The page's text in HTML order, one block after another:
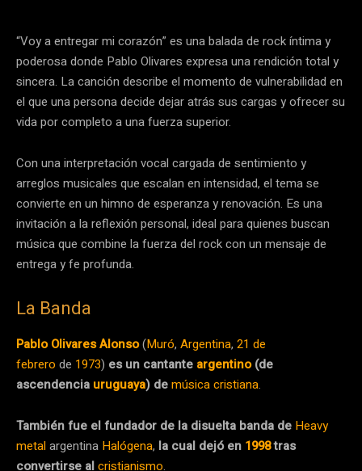
“Voy a entregar mi corazón” es una balada de rock íntima y
poderosa donde Pablo Olivares expresa una rendición total y
sincera. La canción describe el momento de vulnerabilidad en
el que una persona decide dejar atrás sus cargas y ofrecer su
vida por completo a una fuerza superior.
Con una interpretación vocal cargada de sentimiento y
arreglos musicales que escalan en intensidad, el tema se
convierte en un himno de esperanza y renovación. Es una
invitación a la reflexión personal, ideal para quienes buscan
música que combine la fuerza del rock con un mensaje de
entrega y fe profunda.
La Banda
Pablo Olivares Alonso(Muró, Argentina, 21 de
febrero de 1973) es un cantante argentino(de
ascendencia uruguaya) demúsica cristiana.
También fue el fundador de la disuelta banda de Heavy
metalargentina Halógena, la cual dejó en 1998tras
convertirse alcristianismo.